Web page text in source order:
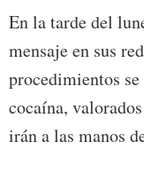
En la tarde del
mensaje en sus
procedimientos
cocaína,
irán a las manos